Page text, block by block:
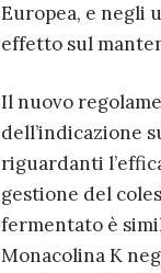
Europea, e negli
effetto sul
Il nuovo
dell’indicazione
riguardanti
gestione del
fermentato è
Monacolina K